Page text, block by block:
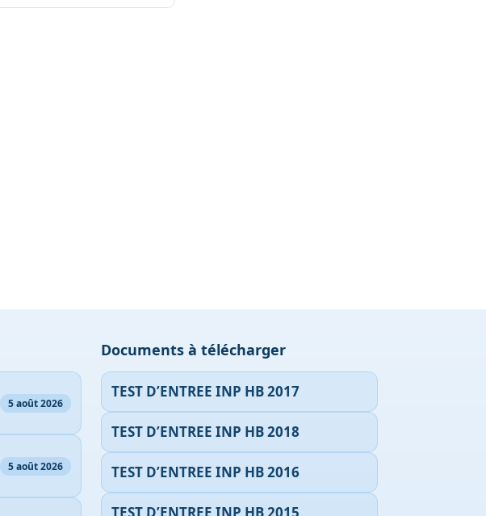
5 août 2026
5 août 2026
Documents à télécharger
TEST D’ENTREE INP HB 2017
TEST D’ENTREE INP HB 2018
TEST D’ENTREE INP HB 2016